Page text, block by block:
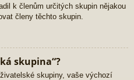
k členům určitých skupin nějakou
členy těchto skupin.
skupina“?
skupiny, vaše výchozí